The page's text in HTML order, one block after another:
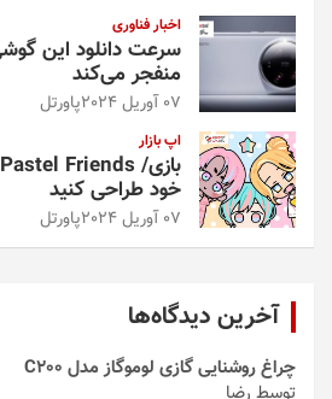
اخبار فناوری
سرعت دانلود این
منفجر می‌کند
07 آوریل 2024 پاورتل
اپ بازار
خود طراحی کنید
07 آوریل 2024 پاورتل
آخرین دیدگاه‌ها
چراغ روشنایی گازی لوموگاز مدل C200